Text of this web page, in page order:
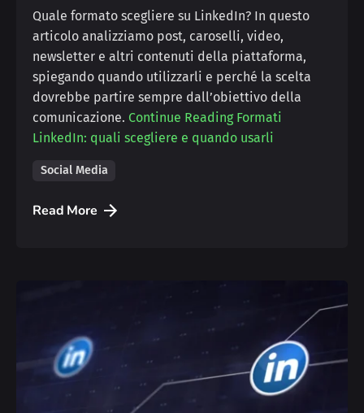
Quale formato scegliere su LinkedIn? In questo
articolo analizziamo post, caroselli, video,
newsletter e altri contenuti della piattaforma,
spiegando quando utilizzarli e perché la scelta
dovrebbe partire sempre dall’obiettivo della
comunicazione. Continue ReadingFormati
LinkedIn: quali scegliere e quando usarli
Social Media
Read More